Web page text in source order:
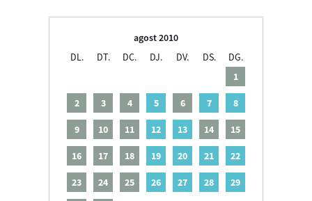
agost 2010
DL.
DT. DC. DJ. DV. DS.
DG.
1
2 3 4 5 6 7 8
9 10 11 12 13 14 15
16 17 18 19 20 21 22
23 24 25 26 27 28 29